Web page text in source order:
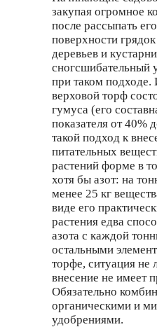
закупая огромное
после рассыпать
поверхности
деревьев и
сногсшибательный
при таком
верховой торф
гумуса (его
показателя от 40%
такой подход к
питательных
растений форме в
хотя бы азот: на
менее 25 кг
виде его
растения едва
азота с каждой
остальными
торфе, ситуация не
внесение не имеет
Обязательно
органическими и
удобрениями.